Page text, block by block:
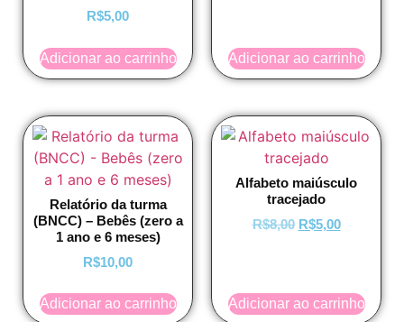
R$5,00
Adicionar ao carrinho Adicionar ao carrinho
Relatório da turma
(BNCC) – Bebês (zero a
1 ano e 6 meses)
R$10,00
Adicionar ao carrinho
Alfabeto maiúsculo
tracejado
R$8,00 R$5,00
Adicionar ao carrinho